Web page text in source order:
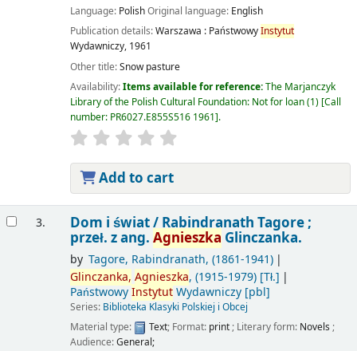
Language: PolishOriginal language: English
Publication details:Warszawa : PaństwowyInstytut
Wydawniczy, 1961
Other title:Snow pasture
Availability:Items available for reference:The Marjanczyk
Library of the Polish Cultural Foundation: Not for loan(1) Call
number: PR6027.E855S516 1961 .
Add to cart
3. Dom i świat / Rabindranath Tagore ;
przeł. z ang. Agnieszka Glinczanka.
by Tagore, Rabindranath, (1861-1941)
Glinczanka, Agnieszka, (1915-1979)[Tł.]
PaństwowyInstytutWydawniczy[pbl]
Series: Biblioteka Klasyki Polskiej i Obcej
Material type:
Text; Format: print; Literary form: Novels ;
Audience:General;